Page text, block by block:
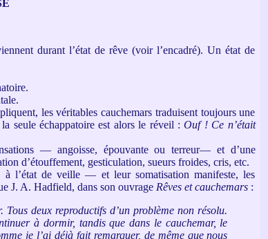
durant l’état de rêve (voir l’encadré). Un état de
les véritables cauchemars traduisent toujours une
seule échappatoire est alors le réveil :Ouf ! Ce n’était
— angoisse, épouvante ou terreur— et d’une
d’étouffement, gesticulation, sueurs froides, cris, etc.
l’état de veille — et leur somatisation manifeste, les
J. A. Hadfield, dans son ouvrage Rêves et cauchemars:
deux reproductifs d’un problème non résolu.
à dormir, tandis que dans le cauchemar, le
je l’ai déjà fait remarquer, de même que nous